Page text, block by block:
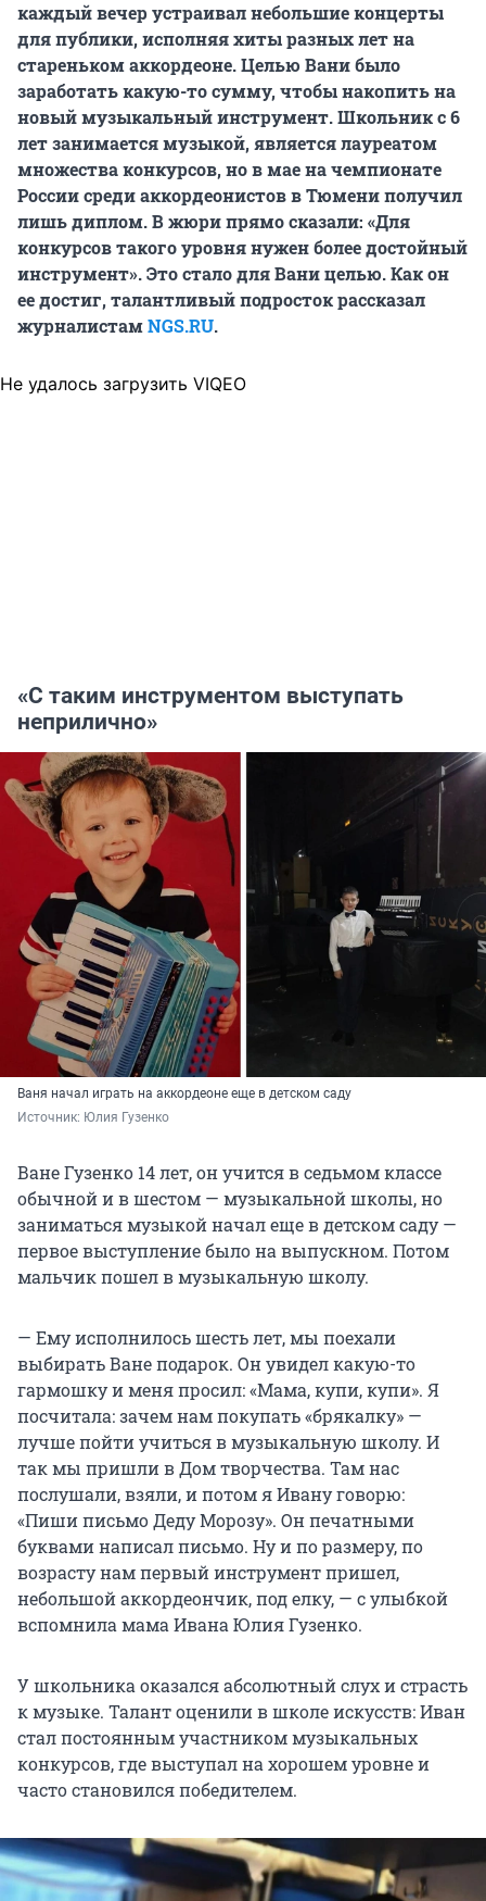
каждый вечер устраивал небольшие концерты
для публики, исполняя хиты разных лет на
стареньком аккордеоне. Целью Вани было
заработать какую-то сумму, чтобы накопить на
новый музыкальный инструмент. Школьник с 6
лет занимается музыкой, является лауреатом
множества конкурсов, но в мае на чемпионате
России среди аккордеонистов в Тюмени получил
лишь диплом. В жюри прямо сказали: «Для
конкурсов такого уровня нужен более достойный
инструмент». Это стало для Вани целью. Как он
ее достиг, талантливый подросток рассказал
журналистамNGS.RU.
Не удалось загрузить VIQEO
«С таким инструментом выступать
неприлично»
Ваня начал играть на аккордеоне еще в детском саду
Источник: Юлия Гузенко
Ване Гузенко 14 лет, он учится в седьмом классе
обычной и в шестом — музыкальной школы, но
заниматься музыкой начал еще в детском саду —
первое выступление было на выпускном. Потом
мальчик пошел в музыкальную школу.
— Ему исполнилось шесть лет, мы поехали
выбирать Ване подарок. Он увидел какую-то
гармошку и меня просил: «Мама, купи, купи». Я
посчитала: зачем нам покупать «брякалку» —
лучше пойти учиться в музыкальную школу. И
так мы пришли в Дом творчества. Там нас
послушали, взяли, и потом я Ивану говорю:
«Пиши письмо Деду Морозу». Он печатными
буквами написал письмо. Ну и по размеру, по
возрасту нам первый инструмент пришел,
небольшой аккордеончик, под елку, — с улыбкой
вспомнила мама Ивана Юлия Гузенко.
У школьника оказался абсолютный слух и страсть
к музыке. Талант оценили в школе искусств: Иван
стал постоянным участником музыкальных
конкурсов, где выступал на хорошем уровне и
часто становился победителем.